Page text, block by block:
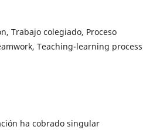
Trabajo colegiado, Proceso
Teaching-learning process
ha cobrado singular